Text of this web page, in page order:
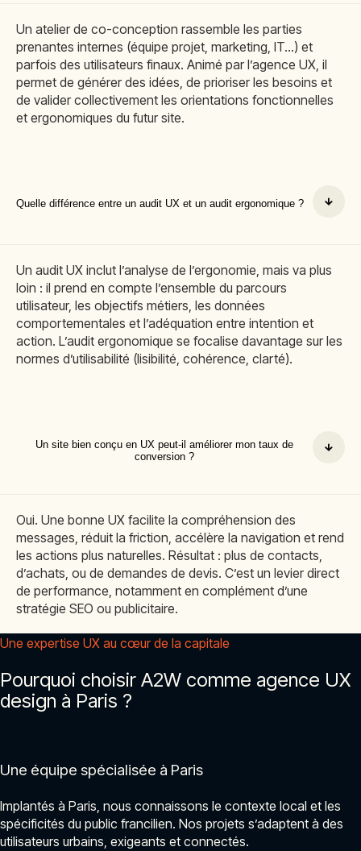
Un atelier de co-conception rassemble les parties
prenantes internes (équipe projet, marketing, IT…) et
parfois des utilisateurs finaux. Animé par l’agence UX, il
permet de générer des idées, de prioriser les besoins et
de valider collectivement les orientations fonctionnelles
et ergonomiques du futur site.
Quelle différence entre un audit UX et un audit ergonomique ?
Un audit UX inclut l’analyse de l’ergonomie, mais va plus
loin : il prend en compte l’ensemble du parcours
utilisateur, les objectifs métiers, les données
comportementales et l’adéquation entre intention et
action. L’audit ergonomique se focalise davantage sur les
normes d’utilisabilité (lisibilité, cohérence, clarté).
Un site bien conçu en UX peut-il améliorer mon taux de
conversion ?
Oui. Une bonne UX facilite la compréhension des
messages, réduit la friction, accélère la navigation et rend
les actions plus naturelles. Résultat : plus de contacts,
d’achats, ou de demandes de devis. C’est un levier direct
de performance, notamment en complément d’une
stratégie SEO ou publicitaire.
Une expertise UX au cœur de la capitale
Pourquoi choisir A2W comme agence UX
design à Paris ?
Une équipe spécialisée à Paris
Implantés à Paris, nous connaissons le contexte local et les
spécificités du public francilien. Nos projets s’adaptent à des
utilisateurs urbains, exigeants et connectés.